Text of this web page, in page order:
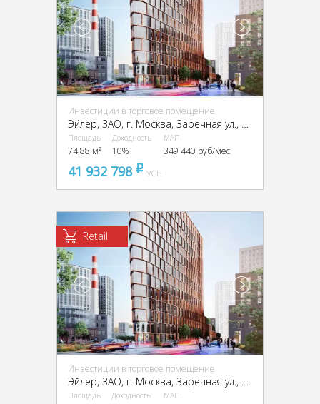
Инвестиции в торговое помещение
Площадь
74.88 м²
Доходность
10%
МАП
349 440 руб/мес
41 932 798 pуб
УСН
Retail
Инвестиции в торговое помещение
Эйлер, ЗАО, г. Москва, Заречная ул., вл6/1
Площадь Доходность МАП